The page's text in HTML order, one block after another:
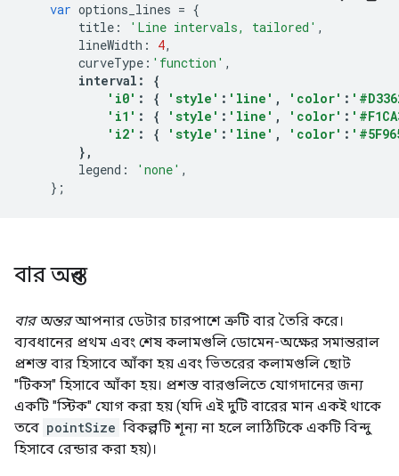
var options_lines = {
title : 'Line intervals, tailored' ,
lineWidth : 4,
curveType : 'function' ,
interval :
{
'i0' : { 'style' : 'line' , 'color' :
'i1' : { 'style' : 'line' , 'color' :
'i2' : { 'style' : 'line' , 'color' :
},
legend : 'none' ,
};
বার অন্তর
বার অন্তরআপনার ডেটার চারপাশে ত্রুটি বার তৈরি করে।
ব্যবধানের প্রথম এবং শেষ কলামগুলি ডোমেন-অক্ষের সমান্তরাল
প্রশস্ত বার হিসাবে আঁকা হয় এবং ভিতরের কলামগুলি ছোট
"টিকস" হিসাবে আঁকা হয়। প্রশস্ত বারগুলিতে যোগদানের জন্য
একটি "স্টিক" যোগ করা হয় (যদি এই দুটি বারের মান একই থাকে
তবে pointSize বিকল্পটি শূন্য না হলে লাঠিটিকে একটি বিন্দু
হিসাবে রেন্ডার করা হয়)।